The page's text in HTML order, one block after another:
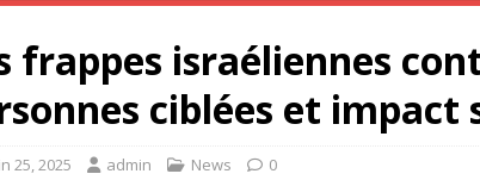
frappes israéliennes
ciblées et impact
25, 2025 admin News 0